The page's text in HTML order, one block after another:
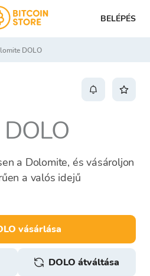
BELÉPÉS
DOLO
DOLO
a Dolomite, és vásároljon
a valós idejű
vásárlása
DOLO átváltása